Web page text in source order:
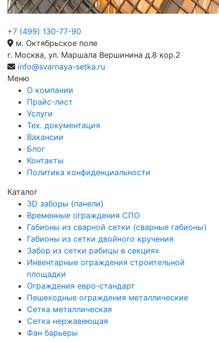
+7 (499) 130-77-90
м. Октябрьское поле
г. Москва, ул. Маршала Вершинина д.8 кор.2
info@svarnaya-setka.ru
Меню
О компании
Прайс-лист
Услуги
Тех. документация
Вакансии
Блог
Контакты
Политика конфиденциальности
Каталог
3D заборы (панели)
Временные ограждения СПО
Габионы из сварной сетки (сварные габионы)
Габионы из сетки двойного кручения
Забор из сетки рабицы в секциях
Инвентарные ограждения строительной
площадки
Ограждения евро-стандарт
Пешеходные ограждения металлические
Сетка металлическая
Сетка нержавеющая
Фан барьеры